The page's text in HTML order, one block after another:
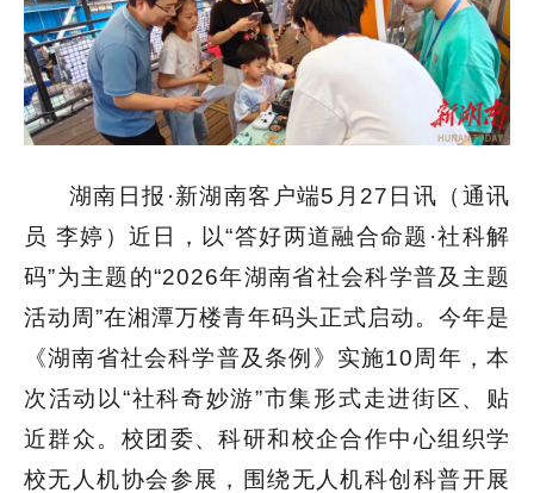
湖南日报·新湖南客户端5月27日讯（ 通讯
员 李婷 ）近日，以“答好两道融合命题·社科解
码”为主题的“2026年湖南省社会科学普及主题
活动周”在湘潭万楼青年码头正式启动。今年是
《湖南省社会科学普及条例》实施10周年，本
次活动以“社科奇妙游”市集形式走进街区、贴
近群众。校团委、科研和校企合作中心组织学
校无人机协会参展，围绕无人机科创科普开展